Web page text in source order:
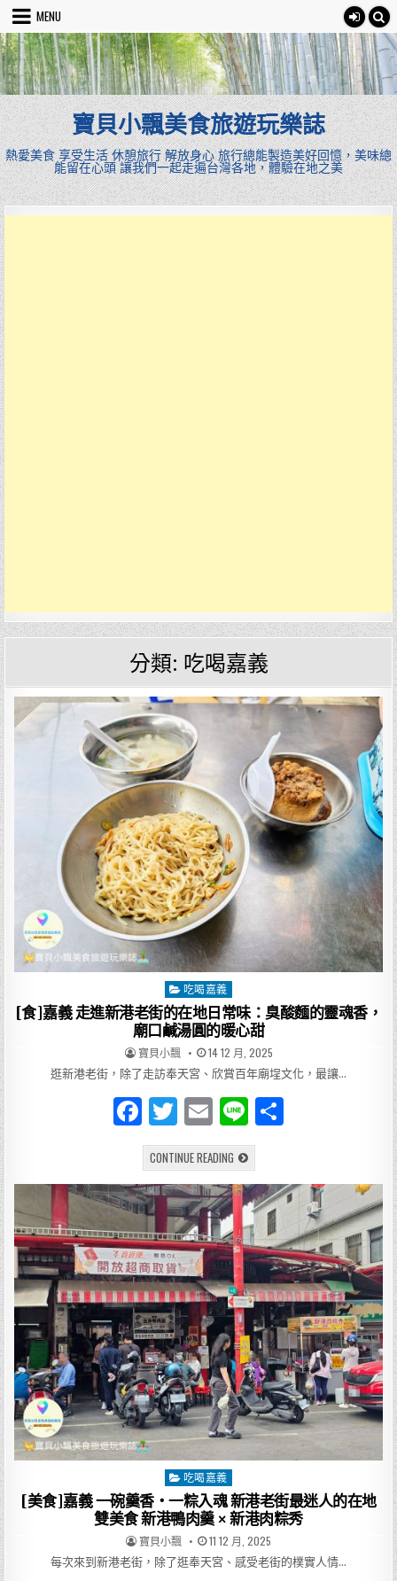
Skip
content
MENU
寶貝小飄美食旅遊玩樂誌
熱愛美食 享受生活 休憩旅行 解放身心 旅行總能製造美好回憶，美味總
能留在心頭 讓我們一起走遍台灣各地，體驗在地之美
分類: 吃喝嘉義
Posted
in
吃喝嘉義
[食]嘉義 走進新港老街的在地日常味：臭酸麵的靈魂香，
廟口鹹湯圓的暖心甜
AUTHOR:
寶貝小飄 PUBLISHED
14 12 月, 2025
逛新港老街，除了走訪奉天宮、欣賞百年廟埕文化，最讓…
F
a
c
e
b
o
o
k
T
w
it
te
r
E
m
ai
l
Li
n
e
CONTINUE READING[食]
嘉
義
走
進
新
港
老
街
的
在
地
日
常
味：
臭
酸
麵
的
靈
魂
香，
廟
口
鹹
湯
圓
心
甜
Posted
吃喝嘉義
[美食]嘉義 一碗羹香・一粽入魂 新港老街最迷人的在地
雙美食 新港鴨肉羹 × 新港肉粽秀
AUTHOR:
寶貝小飄 PUBLISHED
DATE:
11 12 月, 2025
每次來到新港老街，除了逛奉天宮、感受老街的樸實人情…